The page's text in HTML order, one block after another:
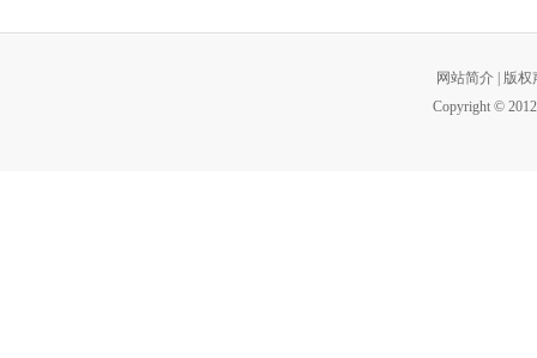
网站简介
版权
Copyright ©